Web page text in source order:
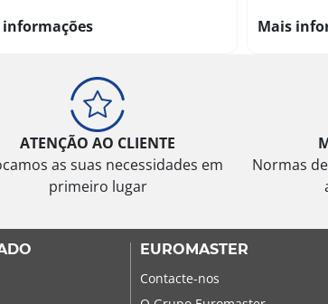
informações Mais
ATENÇÃO AO CLIENTE
as suas necessidades em
primeiro lugar
Normas
EUROMASTER
Contacte-nos